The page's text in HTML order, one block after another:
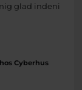
glad indeni
Cyberhus